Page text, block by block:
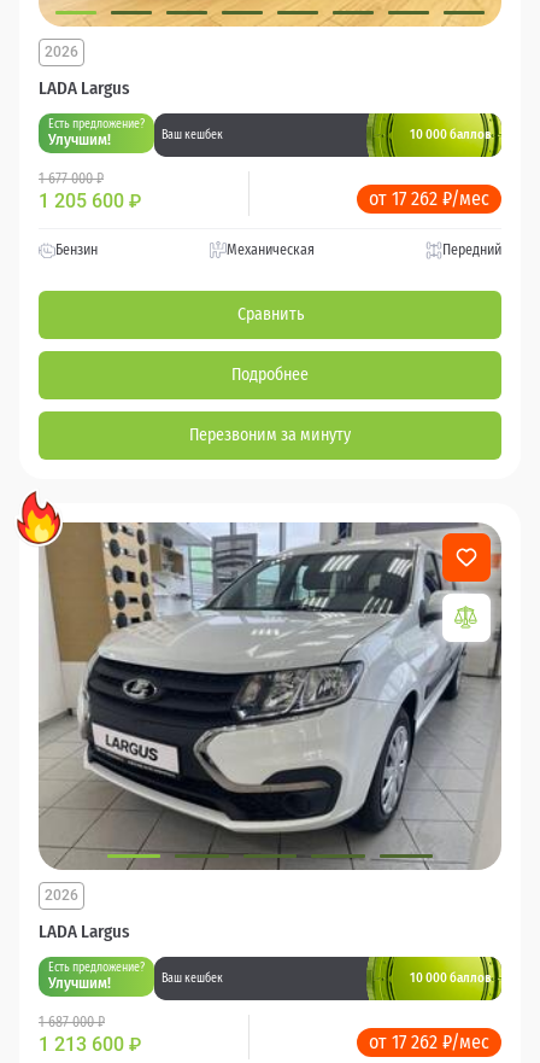
LADA Largus
2026
Есть предложение?
Улучшим! Ваш кешбек 10 000 баллов
1 677 000 ₽
1 205 600 ₽ от 17 262 ₽/мес
Бензин Механическая Передний
Сравнить
Подробнее
Перезвоним за минуту
LADA Largus
2026
Есть предложение?
Улучшим! Ваш кешбек 10 000 баллов
1 687 000 ₽
1 213 600 ₽ от 17 262 ₽/мес